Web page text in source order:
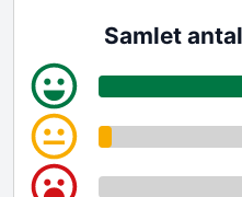
Samlet